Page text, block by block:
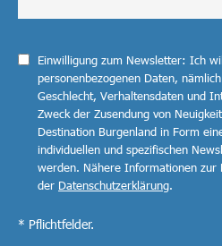
Einwilligung zum Newsletter: Ich
personenbezogenen Daten,
Geschlecht, Verhaltensdaten und
Zweck der Zusendung von
Destination Burgenland in Form
individuellen und spezifischen
werden. Nähere Informationen zur
der Datenschutzerklärung.
* Pflichtfelder.